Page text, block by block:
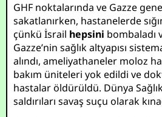
GHF noktalarında ve Gazze
sakatlanırken, hastanelerde
çünkü İsrail hepsini bombaladı
Gazze’nin sağlık altyapısı
alındı, ameliyathaneler moloz
bakım üniteleri yok edildi ve
hastalar öldürüldü. Dünya
saldırıları savaş suçu olarak